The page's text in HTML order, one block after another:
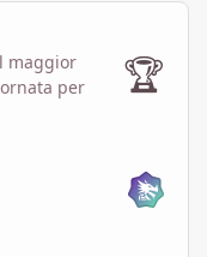
maggior
per
🏆